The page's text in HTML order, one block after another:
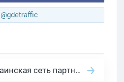
@gdetraffic
SalesDoubler: украинская сеть партнерских программ с оплатой за действие